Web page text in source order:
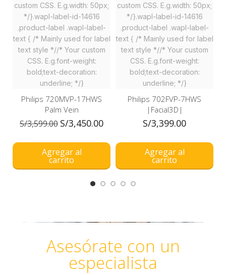
custom CSS. E.g.width: 50px;
*/}.wapl-label-id-14616
.product-label .wapl-label-
text { /* Mainly used for label
text style *//* Your custom
CSS. E.g.font-weight:
bold;text-decoration:
underline; */}
Philips 720MVP-17HWS
Palm Vein
S/3,599.00 S/3,450.00
Agregar al
carrito
custom CSS. E.g.width: 50px;
*/}.wapl-label-id-14616
.product-label .wapl-label-
text { /* Mainly used for label
text style *//* Your custom
CSS. E.g.font-weight:
bold;text-decoration:
underline; */}
Philips 702FVP-7HWS
|Facial3D|
S/3,399.00
Agregar al
carrito
Asesórate con un
especialista